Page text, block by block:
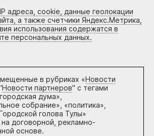
адреса, cookie, данные геолокации
а также счетчики Яндекс.Метрика,
использования содержатся в
персональных данных.
в рубриках «Новости
Новости партнеров" с тегами
дума»,
собрание», «политика»,
голова Тулы»
договорной, рекламно-
основе.